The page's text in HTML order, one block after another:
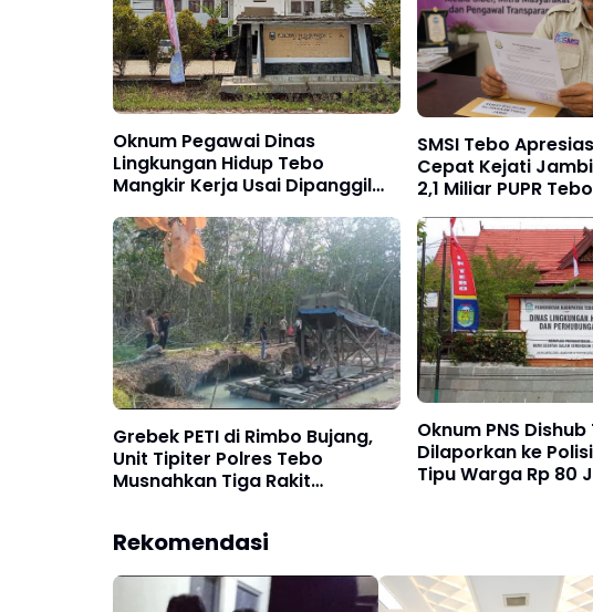
Oknum Pegawai Dinas
Lingkungan Hidup Tebo
Mangkir Kerja Usai Dipanggil
SMSI Tebo
Cepat Kejati
2,1 Miliar PUPR
Disorot
Grebek PETI di Rimbo Bujang,
Unit Tipiter Polres Tebo
Musnahkan Tiga Rakit
Oknum PNS Dishub
Dilaporkan ke
Tipu Warga Rp 80
Rekomendasi